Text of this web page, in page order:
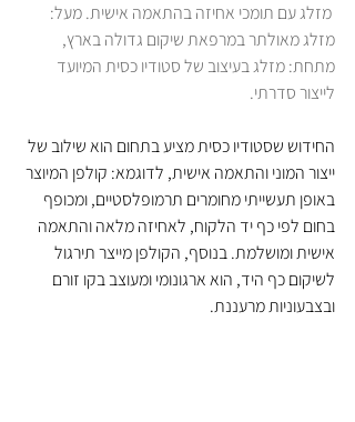
מזלג עם תומכי אחיזה בהתאמה אישית. מעל:
מזלג מאולתר במרפאת שיקום גדולה בארץ,
מתחת: מזלג בעיצוב של סטודיו כסית המיועד
לייצור סדרתי.
החידוש שסטודיו כסית מציע בתחום הוא שילוב של
ייצור המוני והתאמה אישית, לדוגמא: קולפן המיוצר
באופן תעשייתי מחומרים תרמופלסטיים, ומכופף
בחום לפי כף יד הלקוח, לאחיזה מלאה והתאמה
אישית ומושלמת. בנוסף, הקולפן מייצר תירגול
לשיקום כף היד, הוא ארגונומי ומעוצב בקו זורם
ובצבעוניות מרעננת.